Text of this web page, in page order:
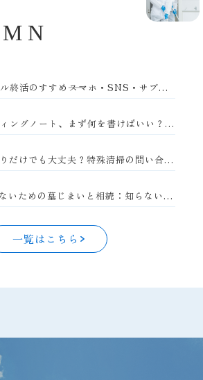
M N
デジタル終活のすすめ――スマホ・SNS・サブスクの整理方法
エンディングノート、まず何を書けばいい？初心者向け完全ガイド
見積もりだけでも大丈夫？特殊清掃の問い合わせの流れと注意点
後悔しないための墓じまいと相続：知らないと損する手続きの落とし穴
一覧はこちら